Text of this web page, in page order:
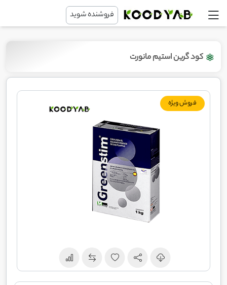
فروشنده شوید
کود گرین استیم مانورت
فروش ویژه